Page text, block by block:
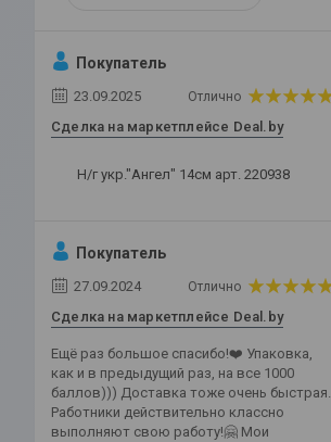
Покупатель
23.09.2025 Отлично
Сделка на маркетплейсе Deal.by
Н/г укр."Ангел" 14см арт. 220938
Покупатель
27.09.2024 Отлично
Сделка на маркетплейсе Deal.by
Ещё раз большое спасибо!❤️ Упаковка,
как и в предыдущий раз, на все 1000
баллов))) Доставка тоже очень быстрая.
Работники действительно классно
выполняют свою работу!🤗 Мои